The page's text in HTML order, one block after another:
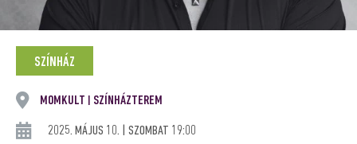
SZÍNHÁZ
MOMKULT SZÍNHÁZTEREM
2025. MÁJUS 10. | SZOMBAT 19:00